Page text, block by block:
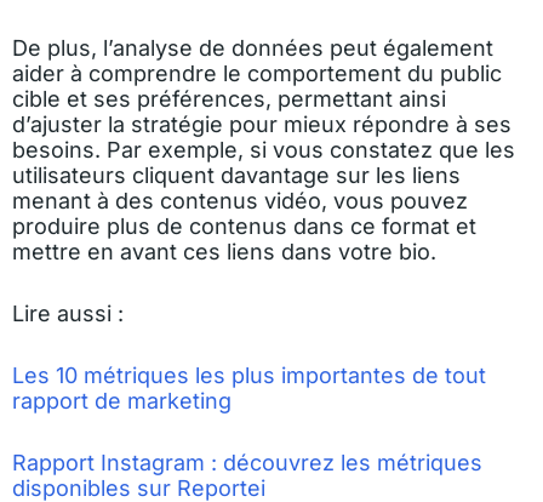
De plus, l’analyse de données peut également
aider à comprendre le comportement du public
cible et ses préférences, permettant ainsi
d’ajuster la stratégie pour mieux répondre à ses
besoins. Par exemple, si vous constatez que les
utilisateurs cliquent davantage sur les liens
menant à des contenus vidéo, vous pouvez
produire plus de contenus dans ce format et
mettre en avant ces liens dans votre bio.
Lire aussi :
Les 10 métriques les plus importantes de tout
rapport de marketing
Rapport Instagram : découvrez les métriques
disponibles sur Reportei